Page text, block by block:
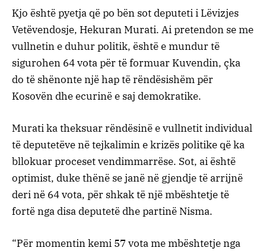
Kjo është pyetja që po bën sot deputeti i Lëvizjes
Vetëvendosje, Hekuran Murati. Ai pretendon se me
vullnetin e duhur politik, është e mundur të
sigurohen 64 vota për të formuar Kuvendin, çka
do të shënonte një hap të rëndësishëm për
Kosovën dhe ecurinë e saj demokratike.
Murati ka theksuar rëndësinë e vullnetit individual
të deputetëve në tejkalimin e krizës politike që ka
bllokuar proceset vendimmarrëse. Sot, ai është
optimist, duke thënë se janë në gjendje të arrijnë
deri në 64 vota, për shkak të një mbështetje të
fortë nga disa deputetë dhe partinë Nisma.
“Për momentin kemi 57 vota me mbështetje nga